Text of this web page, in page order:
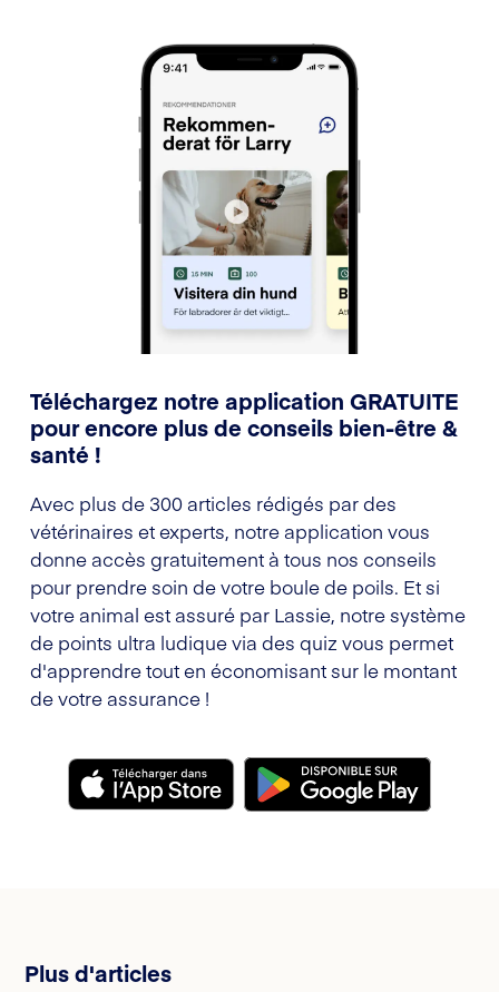
Téléchargez notre application GRATUITE
pour encore plus de conseils bien-être &
santé !
Avec plus de 300 articles rédigés par des
vétérinaires et experts, notre application vous
donne accès gratuitement à tous nos conseils
pour prendre soin de votre boule de poils. Et si
votre animal est assuré par Lassie, notre système
de points ultra ludique via des quiz vous permet
d'apprendre tout en économisant sur le montant
de votre assurance !
Plus d'articles